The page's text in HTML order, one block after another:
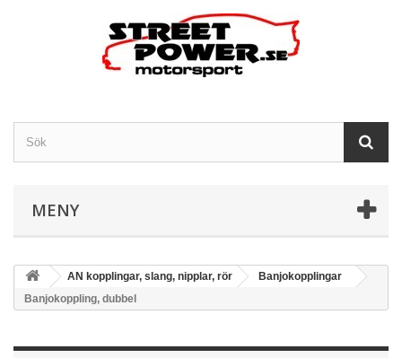
MENY
AN kopplingar, slang, nipplar, rör
Banjokopplingar
Banjokoppling, dubbel